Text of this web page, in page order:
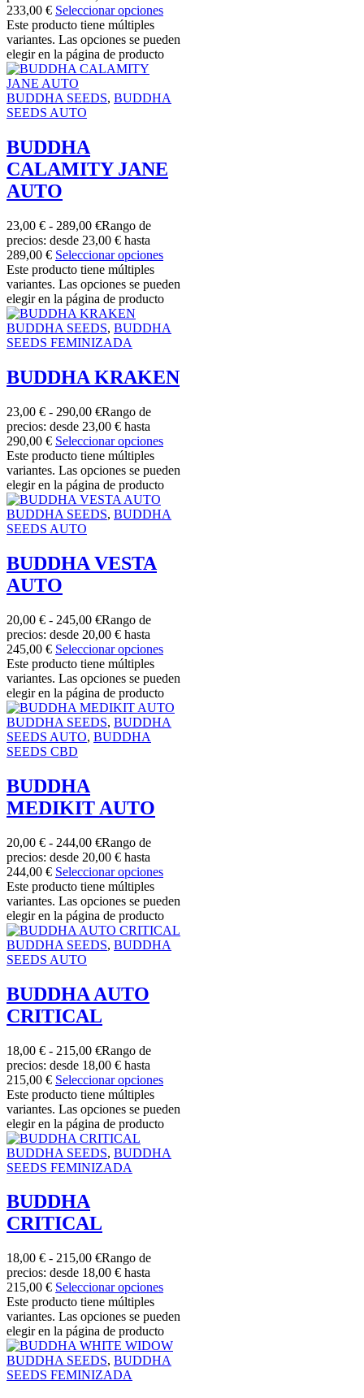
233,00 € Seleccionar opciones
Este producto tiene múltiples
variantes. Las opciones se pueden
elegir en la página de producto
BUDDHA SEEDS, BUDDHA
SEEDS AUTO
BUDDHA
CALAMITY JANE
AUTO
23,00 € - 289,00 €Rango de
precios: desde 23,00 € hasta
289,00 € Seleccionar opciones
Este producto tiene múltiples
variantes. Las opciones se pueden
elegir en la página de producto
BUDDHA SEEDS, BUDDHA
SEEDS FEMINIZADA
BUDDHA KRAKEN
23,00 € - 290,00 €Rango de
precios: desde 23,00 € hasta
290,00 € Seleccionar opciones
Este producto tiene múltiples
variantes. Las opciones se pueden
elegir en la página de producto
BUDDHA SEEDS, BUDDHA
SEEDS AUTO
BUDDHA VESTA
AUTO
20,00 € - 245,00 €Rango de
precios: desde 20,00 € hasta
245,00 € Seleccionar opciones
Este producto tiene múltiples
variantes. Las opciones se pueden
elegir en la página de producto
BUDDHA SEEDS, BUDDHA
SEEDS AUTO, BUDDHA
SEEDS CBD
BUDDHA
MEDIKIT AUTO
20,00 € - 244,00 €Rango de
precios: desde 20,00 € hasta
244,00 € Seleccionar opciones
Este producto tiene múltiples
variantes. Las opciones se pueden
elegir en la página de producto
BUDDHA SEEDS, BUDDHA
SEEDS AUTO
BUDDHA AUTO
CRITICAL
18,00 € - 215,00 €Rango de
precios: desde 18,00 € hasta
215,00 € Seleccionar opciones
Este producto tiene múltiples
variantes. Las opciones se pueden
elegir en la página de producto
BUDDHA SEEDS, BUDDHA
SEEDS FEMINIZADA
BUDDHA
CRITICAL
18,00 € - 215,00 €Rango de
precios: desde 18,00 € hasta
215,00 € Seleccionar opciones
Este producto tiene múltiples
variantes. Las opciones se pueden
elegir en la página de producto
BUDDHA SEEDS, BUDDHA
SEEDS FEMINIZADA